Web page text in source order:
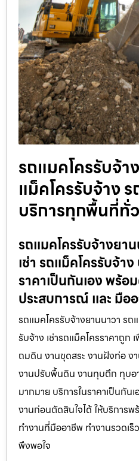
รถแมคโครรับจ้า
แม็คโครรับจ้าง ร
บริการทุกพื้นที่ทั่
รถแมคโครรับจ้างยา
เช่า รถแม็คโครรับจ้า
ราคาเป็นกันเอง พร้
ประสบการณ์ และ มือ
รถแมคโครรับจ้างยานนาวา รถ
รับจ้าง เช่ารถแม็คโครราคาถูก
ถมดิน งานขุดสระ งานฝังท่อ ง
งานปรับพื้นดิน งานทุบตึก ทุบอ
มากมาย บริการในราคาเป็นกัน
งานก่อนตัดสินใจได้ ให้บริการ
ทำงานที่มืออาชีพ ทำงานรวดเ
พึงพอใจ